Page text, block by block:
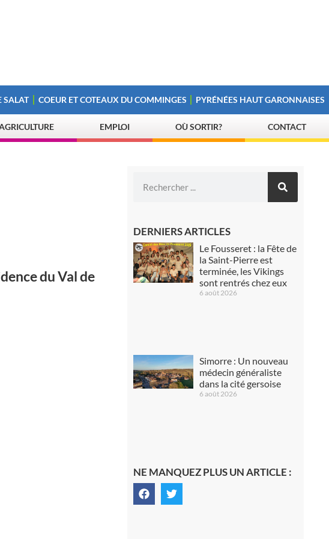
SALAT COEUR ET COTEAUX DU COMMINGES PYRÉNÉES HAUT GARONNAISES
EMPLOI OÙ SORTIR? CONTACT
du Val de
DERNIERS ARTICLES
Le Fousseret : la Fête de
la Saint-Pierre est
terminée, les Vikings
sont rentrés chez eux
6 août 2026
Simorre : Un nouveau
médecin généraliste
dans la cité gersoise
6 août 2026
NE MANQUEZ PLUS UN ARTICLE :